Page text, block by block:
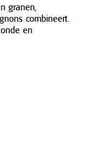
granen,
combineert.
en